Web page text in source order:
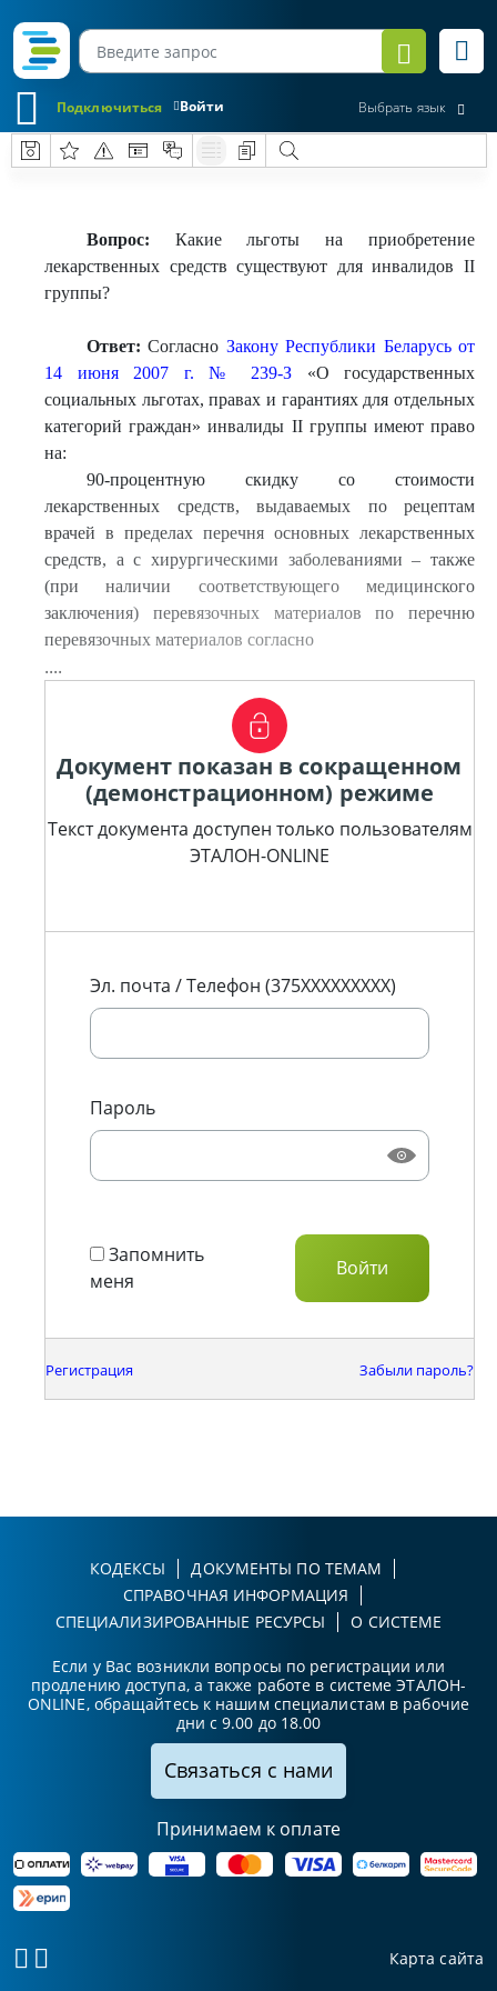
Войти
Подключиться Выбрать язык
Вопрос: Какие льготы на приобретение
лекарственных средств существуют для инвалидов II
группы?
Ответ: Согласно Закону Республики Беларусь от
14 июня 2007 г. № 239-З «О государственных
социальных льготах, правах и гарантиях для отдельных
категорий граждан» инвалиды II группы имеют право
на:
90-процентную скидку со стоимости
лекарственных средств, выдаваемых по рецептам
врачей в пределах перечня основных лекарственных
средств, а с хирургическими заболеваниями – также
(при наличии соответствующего медицинского
заключения) перевязочных материалов по перечню
перевязочных материалов согласно
....
Документ показан в сокращенном
(демонстрационном) режиме
Текст документа доступен только пользователям
ЭТАЛОН-ONLINE
Эл. почта / Телефон (375XXXXXXXXX)
Пароль
Запомнить
меня
Регистрация Забыли пароль?
КОДЕКСЫ
ДОКУМЕНТЫ ПО ТЕМАМ
СПРАВОЧНАЯ ИНФОРМАЦИЯ
СПЕЦИАЛИЗИРОВАННЫЕ РЕСУРСЫ
О СИСТЕМЕ
Если у Вас возникли вопросы по регистрации или
продлению доступа, а также работе в системе ЭТАЛОН-
ONLINE, обращайтесь к нашим специалистам в рабочие
дни с 9.00 до 18.00
Связаться с нами
Принимаем к оплате
Карта сайта